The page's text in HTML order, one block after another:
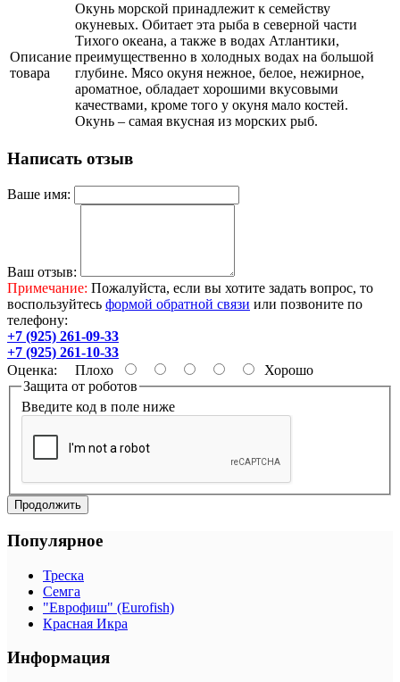
Описание
товара
Окунь морской принадлежит к семейству
окуневых. Обитает эта рыба в северной части
Тихого океана, а также в водах Атлантики,
преимущественно в холодных водах на большой
глубине. Мясо окуня нежное, белое, нежирное,
ароматное, обладает хорошими вкусовыми
качествами, кроме того у окуня мало костей.
Окунь – самая вкусная из морских рыб.
Написать отзыв
Ваше имя:
Ваш отзыв:
Примечание: Пожалуйста, если вы хотите задать вопрос, то
воспользуйтесь формой обратной связи или позвоните по
телефону:
+7 (925) 261-09-33
+7 (925) 261-10-33
Оценка: Плохо
Хорошо
Защита от роботов
Введите код в поле ниже
Продолжить
Популярное
Треска
Семга
"Еврофиш" (Eurofish)
Красная Икра
Информация